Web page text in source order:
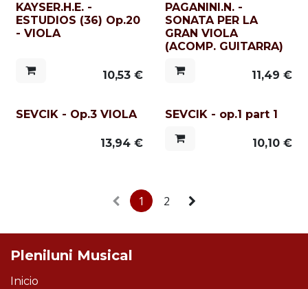
KAYSER.H.E. -
ESTUDIOS (36) Op.20
- VIOLA
10,53€
PAGANINI.N. -
SONATA PER LA
GRAN VIOLA
(ACOMP. GUITARRA)
11,49 €
SEVCIK - Op.3 VIOLA
13,94€
SEVCIK - op.1 part 1
10,10€
1 2
Pleniluni Musical
Inicio